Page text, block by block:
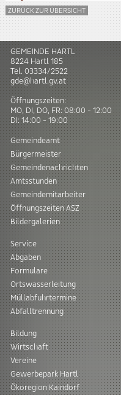
ZURÜCK ZUR ÜBERSICHT
GEMEINDE HARTL
8224 Hartl185
Tel. 03334/2522
gde@hartl.gv.at
Öffnungszeiten:
MO, DI, DO, FR: 08:00 - 12:00
DI: 14:00 - 19:00
Gemeindeamt
Bürgermeister
Gemeindenachrichten
Amtsstunden
Gemeindemitarbeiter
Öffnungszeiten ASZ
Bildergalerien
Service
Abgaben
Formulare
Ortswasserleitung
Müllabfuhrtermine
Abfalltrennung
Bildung
Wirtschaft
Vereine
Gewerbepark Hartl
Ökoregion Kaindorf